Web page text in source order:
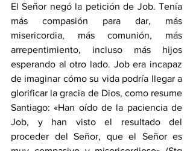
El Señor negó la petición de Job. Tenía
más compasión para dar, más
misericordia, más comunión, más
arrepentimiento, incluso más hijos
esperando al otro lado. Job era incapaz
de imaginar cómo su vida podría llegar a
glorificar la gracia de Dios, como resume
Santiago: «Han oído de la paciencia de
Job, y han visto el resultado del
proceder del Señor, que el Señor es